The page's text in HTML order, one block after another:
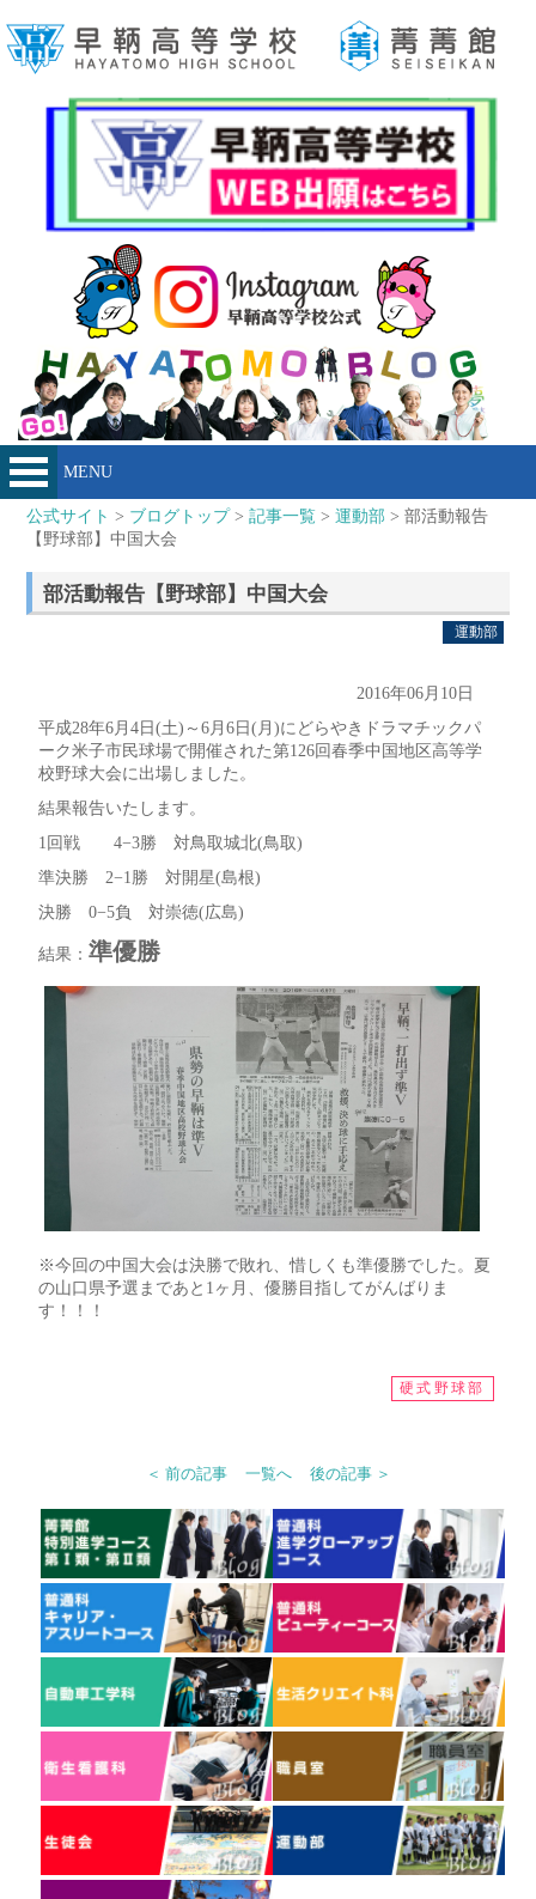
MENU
公式サイト > ブログトップ>記事一覧 >運動部 > 部活動報告
【野球部】中国大会
部活動報告【野球部】中国大会
運動部
2016年06月10日
平成28年6月4日(土)～6月6日(月)にどらやきドラマチックパ
ーク米子市民球場で開催された第126回春季中国地区高等学
校野球大会に出場しました。
結果報告いたします。
1回戦 4−3勝 対鳥取城北(鳥取)
準決勝 2−1勝 対開星(島根)
決勝 0−5負 対崇徳(広島)
結果：準優勝
※今回の中国大会は決勝で敗れ、惜しくも準優勝でした。夏
の山口県予選まであと1ヶ月、優勝目指してがんばりま
す！！！
硬式野球部
＜ 前の記事 一覧へ 後の記事 ＞